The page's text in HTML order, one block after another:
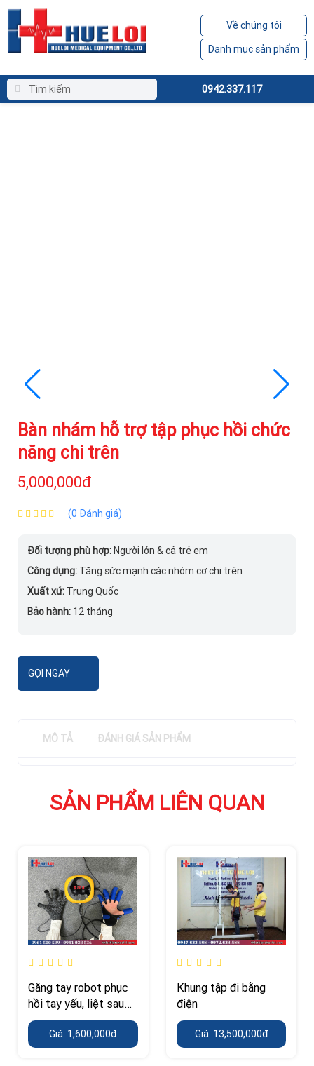
Về chúng tôi
Danh mục sản phẩm
0942.337.117
Bàn nhám hỗ trợ tập phục hồi chức
năng chi trên
5,000,000đ
(0 Đánh giá)
Đối tượng phù hợp: Người lớn & cả trẻ em
Công dụng: Tăng sức mạnh các nhóm cơ chi trên
Xuất xứ: Trung Quốc
Bảo hành: 12 tháng
GỌI NGAY
MÔ TẢ ĐÁNH GIÁ SẢN PHẨM
SẢN PHẨM LIÊN QUAN
Găng tay robot phục
hồi tay yếu, liệt sau
tai biến giá tốt
Giá: 1,600,000đ
Khung tập đi bằng
điện
Giá: 13,500,000đ